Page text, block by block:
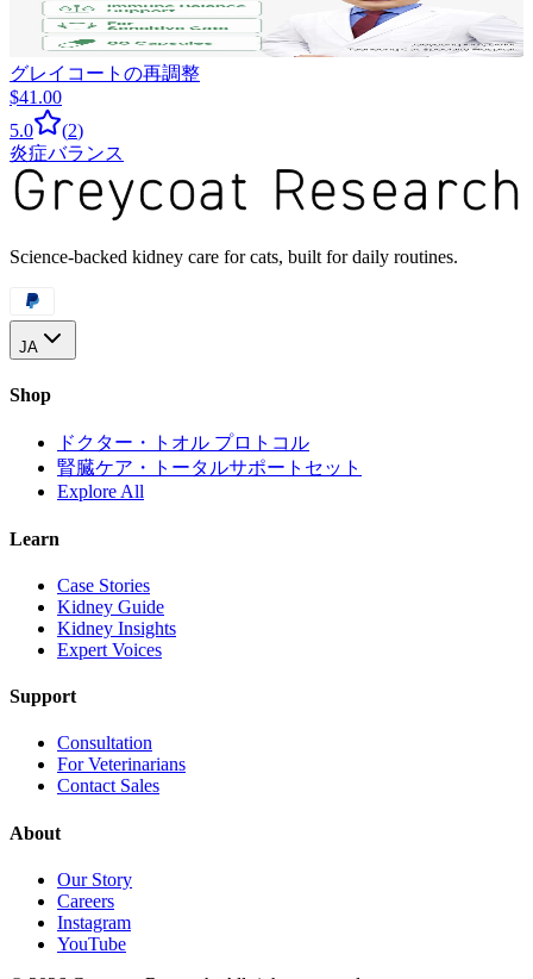
グレイコートの再調整
$41.00
5.0
(2)
炎症バランス
Science-backed kidney care for cats, built for daily routines.
JA
Shop
ドクター・トオル プロトコル
腎臓ケア・トータルサポートセット
Explore All
Learn
Case Stories
Kidney Guide
Kidney Insights
Expert Voices
Support
Consultation
For Veterinarians
Contact Sales
About
Our Story
Careers
Instagram
YouTube